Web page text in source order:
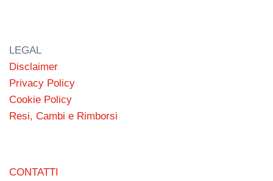
LEGAL
Disclaimer
Privacy Policy
Cookie Policy
Resi, Cambi e Rimborsi
CONTATTI